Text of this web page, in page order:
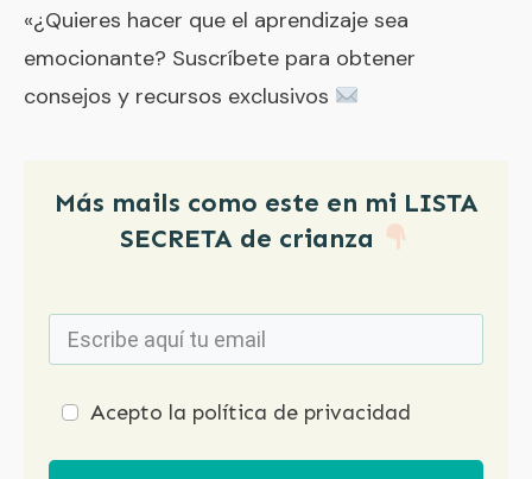
Más mails como este en mi LISTA
SECRETA de crianza
Acepto la política de privacidad
PINCHA Y TE SUSCRIBES